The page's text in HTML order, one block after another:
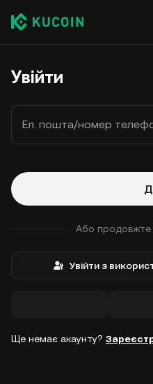
Увійти
Ел. пошта/номер
Або продовжте
Увійти з
Ще немає акаунту?